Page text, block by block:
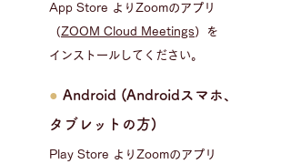
App Store よりZoomのアプリ
（ZOOM Cloud Meetings）を
インストールしてください。
● Android (Androidスマホ、
タブレットの方)
Play Store よりZoomのアプリ